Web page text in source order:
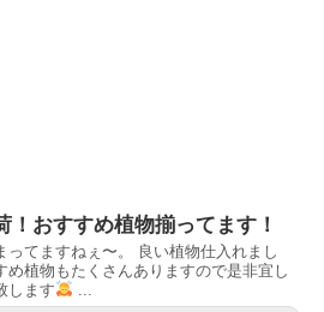
！おすすめ植物揃ってます！
ってますねぇ〜。 良い植物仕入れまし
め植物もたくさんありますので是非宜し
します
...